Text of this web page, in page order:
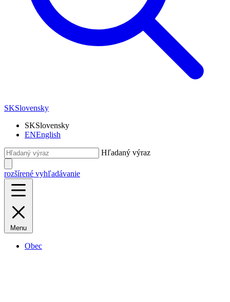
SKSlovensky
SKSlovensky
ENEnglish
Hľadaný výraz
rozšírené vyhľadávanie
Menu
Obec